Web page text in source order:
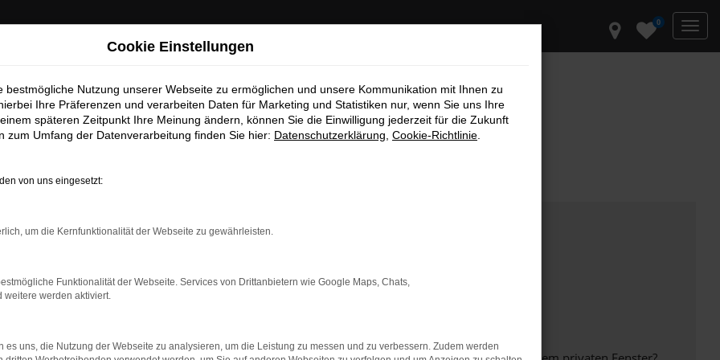
0
Cookie Einstellungen
bestmögliche Nutzung unserer Webseite zu ermöglichen und unsere Kommunikation mit Ihnen zu
Ihre Präferenzen und verarbeiten Daten für Marketing und Statistiken nur, wenn Sie uns Ihre
späteren Zeitpunkt Ihre Meinung ändern, können Sie die Einwilligung jederzeit für die Zukunft
zum Umfang der Datenverarbeitung finden Sie hier: Datenschutzerklärung Cookie-Richtlinie
von uns eingesetzt:
um die Kernfunktionalität der Webseite zu gewährleisten.
Funktionalität der Webseite. Services von Drittanbietern wie Google Maps, Chats,
weitere werden aktiviert.
es uns, die Nutzung der Webseite zu analysieren, um die Leistung zu messen und zu verbessern. Zudem werden